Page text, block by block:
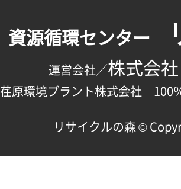
資源循環センター
運営会社／株式会
荏原環境プラント株式会社 100
リサイクルの森 ©